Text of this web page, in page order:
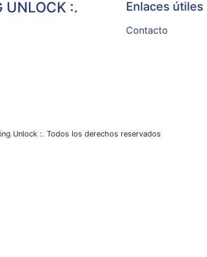
UNLOCK :. Enlaces útiles
Contacto
Unlock :. Todos los derechos reservados